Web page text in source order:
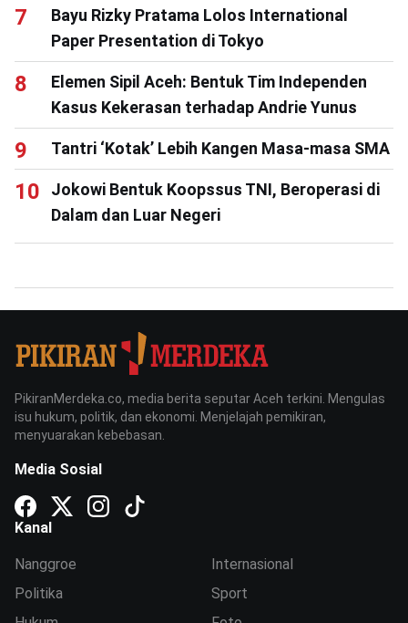
Bayu Rizky Pratama Lolos International
Paper Presentation di Tokyo
Elemen Sipil Aceh: Bentuk Tim Independen
Kasus Kekerasan terhadap Andrie Yunus
Tantri ‘Kotak’ Lebih Kangen Masa-masa SMA
Jokowi Bentuk Koopssus TNI, Beroperasi di
Dalam dan Luar Negeri
PikiranMerdeka.co, media berita seputar Aceh terkini. Mengulas
isu hukum, politik, dan ekonomi. Menjelajah pemikiran,
menyuarakan kebebasan.
Media Sosial
Kanal
Nanggroe
Politika
Internasional
Sport